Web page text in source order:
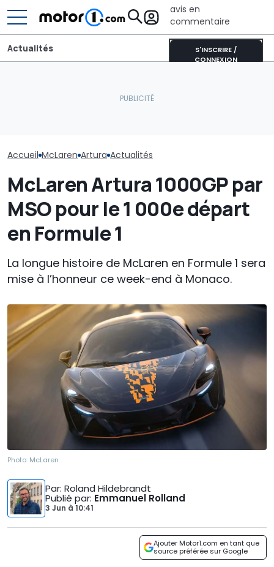
avis en
commentaire
S'INSCRIRE /
CONNEXION
Actualités
Accueil McLaren Artura Actualités
McLaren Artura 1000GP par
MSO pour le 1 000e départ
en Formule 1
La longue histoire de McLaren en Formule 1 sera
mise à l’honneur ce week-end à Monaco.
Photo: McLaren
Par: Roland Hildebrandt
Publié par: Emmanuel Rolland
3 Jun à 10:41
Ajouter Motor1.com en tant que
source préférée sur Google